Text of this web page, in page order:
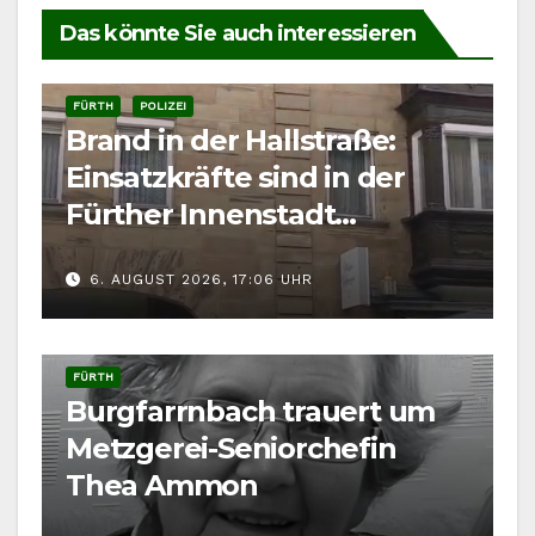
Das könnte Sie auch interessieren
FÜRTH POLIZEI
Brand in der Hallstraße:
Einsatzkräfte sind in der
Fürther Innenstadt
gefordert
6. AUGUST 2026, 17:06 UHR
FÜRTH
Burgfarrnbach trauert um
Metzgerei-Seniorchefin
Thea Ammon